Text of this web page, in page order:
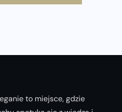
nami Nocny Portowy
to miejsce, gdzie